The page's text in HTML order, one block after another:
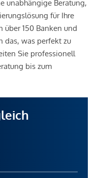
unabhängige Beratung,
für Ihre
150 Banken und
das, was perfekt zu
Sie professionell
bis zum